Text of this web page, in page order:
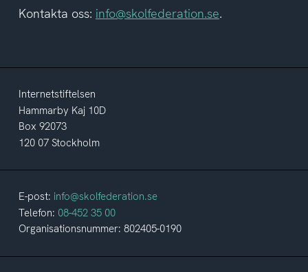
Kontakta oss: info@skolfederation.se.
Internetstiftelsen
Hammarby Kaj 10D
Box 92073
120 07 Stockholm
E-post: info@skolfederation.se
Telefon: 08-452 35 00
Organisationsnummer: 802405-0190